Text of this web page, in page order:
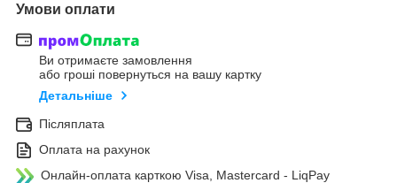
Умови оплати
Ви отримаєте замовлення
або гроші повернуться на вашу картку
Детальніше
Післяплата
Оплата на рахунок
Онлайн-оплата карткою Visa, Mastercard - LiqPay